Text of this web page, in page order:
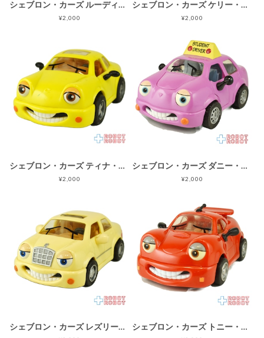
シェブロン・カーズ ルーディ・ラグトップ No.15 企業物 1999
¥2,000
シェブロン・カーズ ケリー・コンパクト No.13 企業物 1998
¥2,000
シェブロン・カーズ ティナ・ターボ No.12 企業物 1998
¥2,000
シェブロン・カーズ ダニー・ドライバー 教習車 No.11 企業物 1998
¥2,000
シェブロン・カーズ レズリー・エルエックス No.10 企業物 1998 シェブロン・カーズ トニー・ターボ No.3 企業物 1996